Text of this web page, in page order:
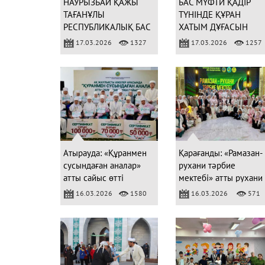
ТАҒАНҰЛЫ
РЕСПУБЛИКАЛЫҚ БАС
МЕШІТТЕ ҚҰРАН
ХАТЫМ ДҰҒАСЫН
17.03.2026 1327
ТҮНІНДЕ ҚҰРАН
ХАТЫМ ДҰҒАСЫН
ЖАСАДЫ
17.03.2026 1257
Атырауда: «Құранмен
сусындаған аналар»
атты сайыс өтті
16.03.2026 1580
Қарағанды: «Рамазан-
рухани тәрбие
мектебі» атты рухани
ауызашар кеші
өткізілді
16.03.2026 571